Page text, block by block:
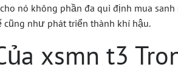
nó không phần đa qui định mua
như phát triển thành khí hậu.
xsmn t3